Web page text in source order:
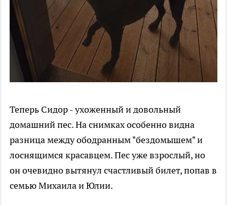
Теперь Сидор - ухоженный и довольный
домашний пес. На снимках особенно видна
разница между ободранным "бездомышем" и
лоснящимся красавцем. Пес уже взрослый, но
он очевидно вытянул счастливый билет, попав в
семью Михаила и Юлии.